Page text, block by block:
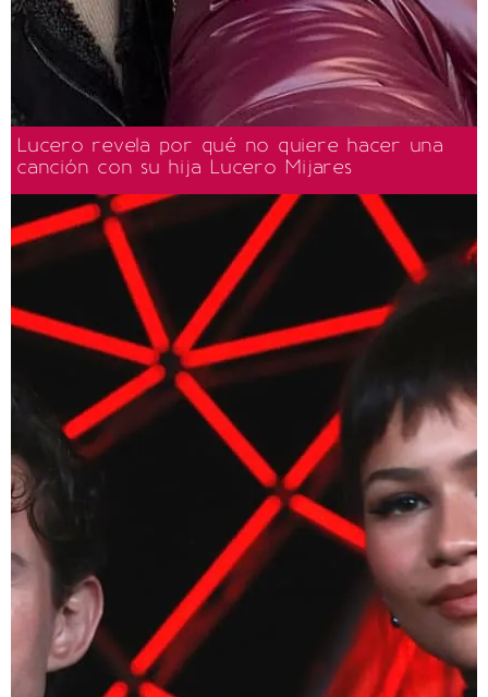
Lucero revela por qué no quiere hacer una
canción con su hija Lucero Mijares